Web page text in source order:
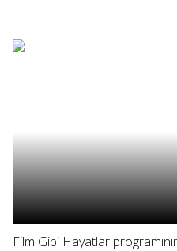
Film Gibi Hayatlar